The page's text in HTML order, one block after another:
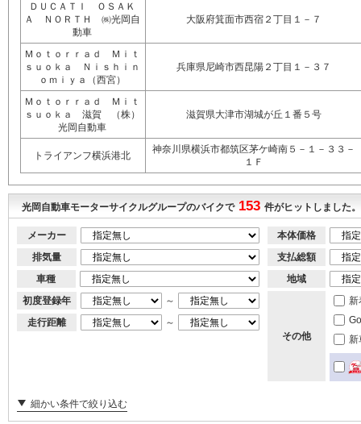
ＤＵＣＡＴＩ ＯＳＡＫ
Ａ ＮＯＲＴＨ ㈱光岡自
動車
大阪府箕面市西宿２丁目１－７
Ｍｏｔｏｒｒａｄ Ｍｉｔ
ｓｕｏｋａ Ｎｉｓｈｉｎ
ｏｍｉｙａ（西宮）
兵庫県尼崎市西昆陽２丁目１－３７
Ｍｏｔｏｒｒａｄ Ｍｉｔ
ｓｕｏｋａ 滋賀 （株）
光岡自動車
滋賀県大津市湖城が丘１番５号
トライアンフ横浜港北
神奈川県横浜市都筑区茅ケ崎南５－１－３３－
１Ｆ
光岡自動車モーターサイクルグループのバイクで 153 件がヒットしました。
メーカー
排気量
車種
初度登録年
～
走行距離
～
本体価格
支払総額
地域
その他
新
新
細かい条件で絞り込む